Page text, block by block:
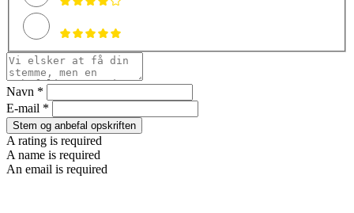
Navn *
E-mail *
Stem og anbefal opskriften
A rating is required
A name is required
An email is required